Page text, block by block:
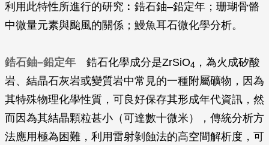
利用此特性所進行的研究︰鋯石鈾–鉛定年；珊瑚骨骼
中微量元素與颱風的關係；鰻魚耳石微化學分析。
鋯石鈾–鉛定年 鋯石化學成分是ZrSiO4 ，為火成矽酸
岩、結晶石灰岩或變質岩中常見的一種附屬礦物，因為
其特殊物理化學性質，可良好保存其形成年代資訊，然
而因為其結晶顆粒甚小（可達數十微米），傳統分析方
法應用極為困難，利用雷射剝蝕法的高空間解析度，可